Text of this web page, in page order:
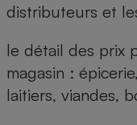
distributeurs et
le détail des prix
magasin :
laitiers, viandes,